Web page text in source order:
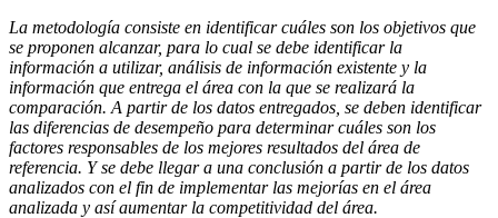
La metodología consiste en identificar cuáles son los objetivos que
se proponen alcanzar, para lo cual se debe identificar la
información a utilizar, análisis de información existente y la
información que entrega el área con la que se realizará la
comparación. A partir de los datos entregados, se deben identificar
las diferencias de desempeño para determinar cuáles son los
factores responsables de los mejores resultados del área de
referencia. Y se debe llegar a una conclusión a partir de los datos
analizados con el fin de implementar las mejorías en el área
analizada y así aumentar la competitividad del área.